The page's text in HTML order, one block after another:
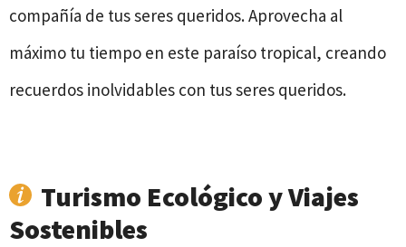
compañía de tus seres queridos. Aprovecha al
máximo tu tiempo en este paraíso tropical, creando
recuerdos inolvidables con tus seres queridos.
Turismo Ecológico y Viajes
Sostenibles